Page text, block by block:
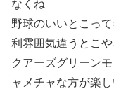
なくね
野球のいいとこっ
利雰囲気違うとこや
クアーズグリーン
ャメチャな方が楽